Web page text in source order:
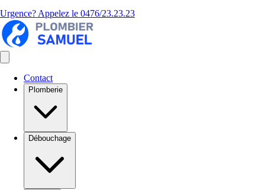
Urgence? Appelez le 0476/23.23.23
Contact
Plomberie
Débouchage